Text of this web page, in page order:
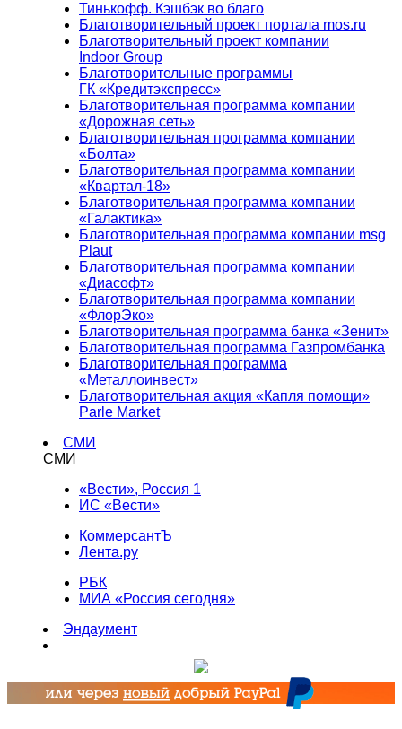
Тинькофф. Кэшбэк во благо
Благотворительный проект портала mos.ru
Благотворительный проект компании
Indoor Group
Благотворительные программы
ГК «Кредитэкспресс»
Благотворительная программа компании
«Дорожная сеть»
Благотворительная программа компании
«Болта»
Благотворительная программа компании
«Квартал-18»
Благотворительная программа компании
«Галактика»
Благотворительная программа компании msg
Plaut
Благотворительная программа компании
«Диасофт»
Благотворительная программа компании
«ФлорЭко»
Благотворительная программа банка «Зенит»
Благотворительная программа Газпромбанка
Благотворительная программа
«Металлоинвест»
Благотворительная акция «Капля помощи»
Parle Market
СМИ
СМИ
«Вести», Россия 1
ИС «Вести»
КоммерсантЪ
Лента.ру
РБК
МИА «Россия сегодня»
Эндаумент